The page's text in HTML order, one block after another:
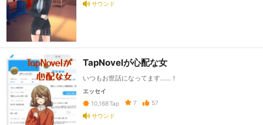
サウンド
TapNovelが心配な女
いつもお世話になってます……！
エッセイ
10,168Tap 7
57
サウンド